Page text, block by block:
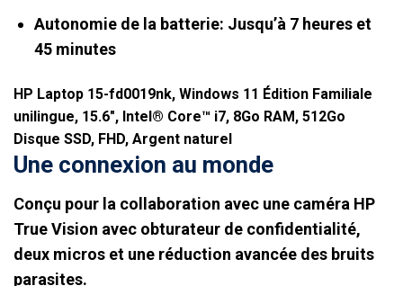
Autonomie de la batterie: Jusqu’à 7 heures et
45 minutes
HP Laptop 15-fd0019nk, Windows 11 Édition Familiale
unilingue, 15.6″, Intel® Core™ i7, 8Go RAM, 512Go
Disque SSD, FHD, Argent naturel
Une connexion au monde
Conçu pour la collaboration avec une caméra HP
TrueVision avec obturateur de confidentialité,
deux micros et une réduction avancée des bruits
parasites.